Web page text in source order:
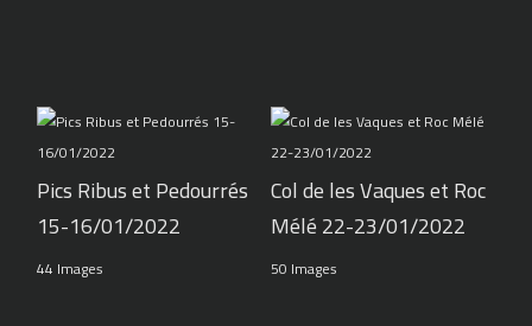
Pics Ribus et Pedourrés
15-16/01/2022
44 Images
Col de les Vaques et Roc
Mélé 22-23/01/2022
50 Images